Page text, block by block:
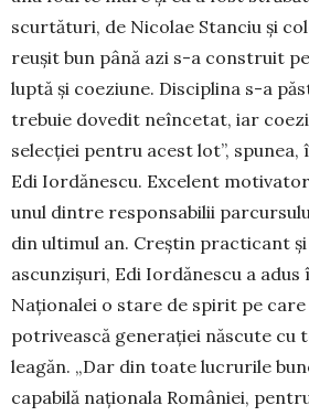
scurtături, de Nicolae Stanciu și
reușit bun până azi s-a construit
luptă și coeziune. Disciplina s-a
trebuie dovedit neîncetat, iar
selecției pentru acest lot”,
Edi Iordănescu. Excelent
unul dintre responsabilii
din ultimul an. Creștin practicant
ascunzișuri, Edi Iordănescu a
Naționalei o stare de spirit pe
potrivească generației născute cu
leagăn. „Dar din toate lucrurile
capabilă naționala României,